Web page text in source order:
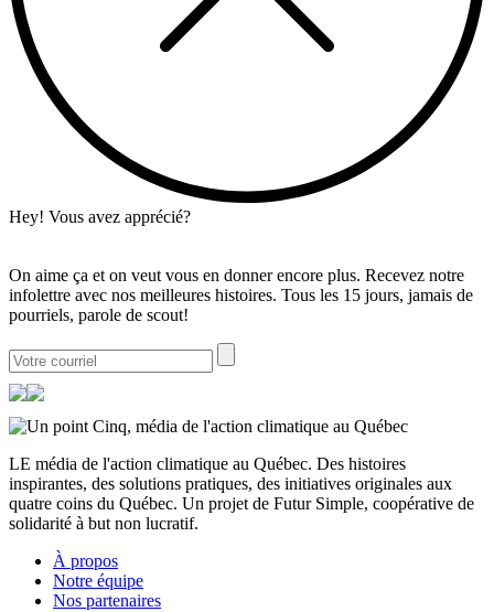
Hey! Vous avez apprécié?
On aime ça et on veut vous en donner encore plus. Recevez notre
infolettre avec nos meilleures histoires. Tous les 15 jours, jamais de
pourriels, parole de scout!
LE média de l'action climatique au Québec. Des histoires
inspirantes, des solutions pratiques, des initiatives originales aux
quatre coins du Québec. Un projet de Futur Simple, coopérative de
solidarité à but non lucratif.
À propos
Notre équipe
Nos partenaires